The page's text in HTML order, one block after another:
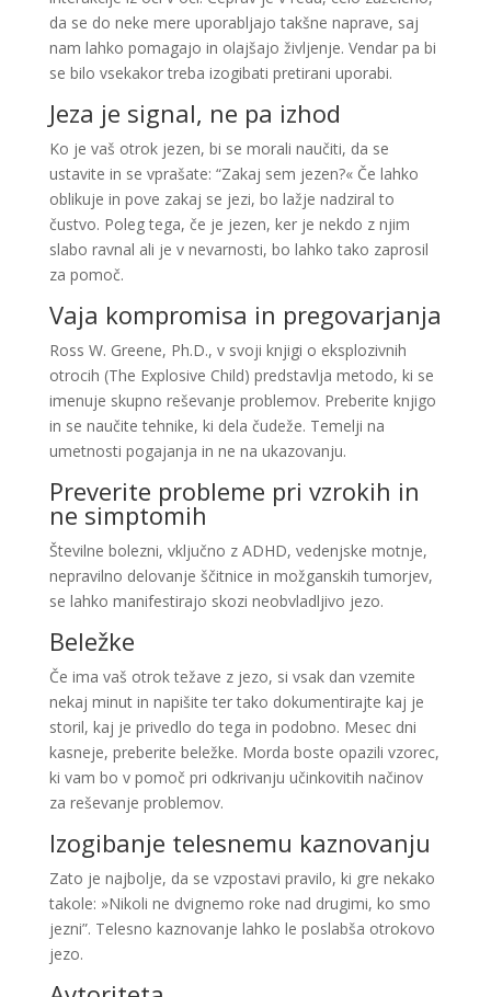
da se do neke mere uporabljajo takšne naprave, saj
nam lahko pomagajo in olajšajo življenje. Vendar pa bi
se bilo vsekakor treba izogibati pretirani uporabi.
Jeza je signal, ne pa izhod
Ko je vaš otrok jezen, bi se morali naučiti, da se
ustavite in se vprašate: “Zakaj sem jezen?« Če lahko
oblikuje in pove zakaj se jezi, bo lažje nadziral to
čustvo. Poleg tega, če je jezen, ker je nekdo z njim
slabo ravnal ali je v nevarnosti, bo lahko tako zaprosil
za pomoč.
Vaja kompromisa in pregovarjanja
Ross W. Greene, Ph.D., v svoji knjigi o eksplozivnih
otrocih (The Explosive Child) predstavlja metodo, ki se
imenuje skupno reševanje problemov. Preberite knjigo
in se naučite tehnike, ki dela čudeže. Temelji na
umetnosti pogajanja in ne na ukazovanju.
Preverite probleme pri vzrokih in
ne simptomih
Številne bolezni, vključno z ADHD, vedenjske motnje,
nepravilno delovanje ščitnice in možganskih tumorjev,
se lahko manifestirajo skozi neobvladljivo jezo.
Beležke
Če ima vaš otrok težave z jezo, si vsak dan vzemite
nekaj minut in napišite ter tako dokumentirajte kaj je
storil, kaj je privedlo do tega in podobno. Mesec dni
kasneje, preberite beležke. Morda boste opazili vzorec,
ki vam bo v pomoč pri odkrivanju učinkovitih načinov
za reševanje problemov.
Izogibanje telesnemu kaznovanju
Zato je najbolje, da se vzpostavi pravilo, ki gre nekako
takole: »Nikoli ne dvignemo roke nad drugimi, ko smo
jezni”. Telesno kaznovanje lahko le poslabša otrokovo
jezo.